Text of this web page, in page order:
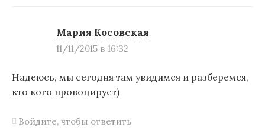
Мария Косовская
11/11/2015 в 16:32
Надеюсь, мы сегодня там увидимся и разберемся,
кто кого провоцирует)
Войдите, чтобы ответить